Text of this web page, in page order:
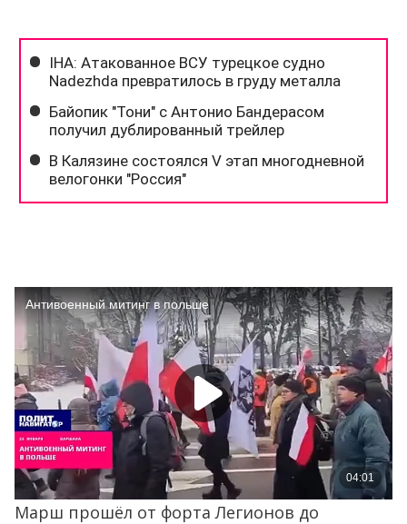
Марш прошёл от форта Легионов до